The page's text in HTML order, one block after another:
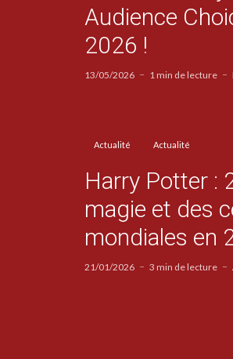
Audience
2026 !
13/05/2026 1 min de lecture
Actualité Actualité
Harry Potter :
magie et des
mondiales en
21/01/2026 3 min de lecture